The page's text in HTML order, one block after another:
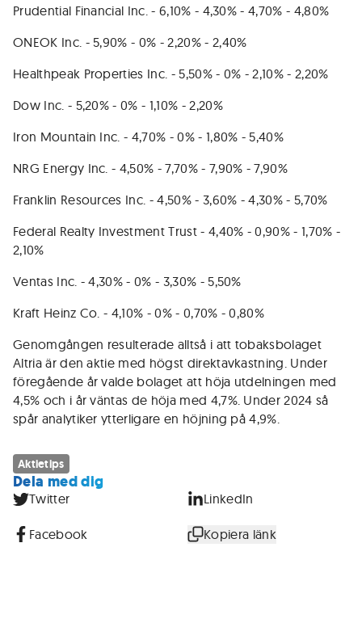
Prudential Financial Inc. - 6,10% - 4,30% - 4,70% - 4,80%
ONEOK Inc. - 5,90% - 0% - 2,20% - 2,40%
Healthpeak Properties Inc. - 5,50% - 0% - 2,10% - 2,20%
Dow Inc. - 5,20% - 0% - 1,10% - 2,20%
Iron Mountain Inc. - 4,70% - 0% - 1,80% - 5,40%
NRG Energy Inc. - 4,50% - 7,70% - 7,90% - 7,90%
Franklin Resources Inc. - 4,50% - 3,60% - 4,30% - 5,70%
Federal Realty Investment Trust - 4,40% - 0,90% - 1,70% -
2,10%
Ventas Inc. - 4,30% - 0% - 3,30% - 5,50%
Kraft Heinz Co. - 4,10% - 0% - 0,70% - 0,80%
Genomgången resulterade alltså i att tobaksbolaget
Altria är den aktie med högst direktavkastning. Under
föregående år valde bolaget att höja utdelningen med
4,5% och i år väntas de höja med 4,7%. Under 2024 så
spår analytiker ytterligare en höjning på 4,9%.
Aktietips
Dela med dig
Twitter LinkedIn
Facebook Kopiera länk